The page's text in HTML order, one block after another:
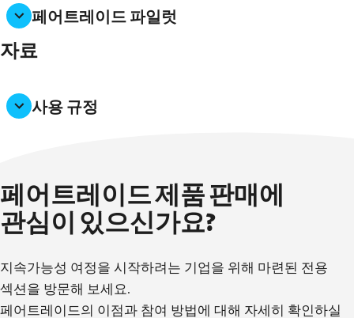
페어트레이드 파일럿
자료
사용 규정
페어트레이드 제품 판매에
관심이 있으신가요?
지속가능성 여정을 시작하려는 기업을 위해 마련된 전용
섹션을 방문해 보세요.
페어트레이드의 이점과 참여 방법에 대해 자세히 확인하실